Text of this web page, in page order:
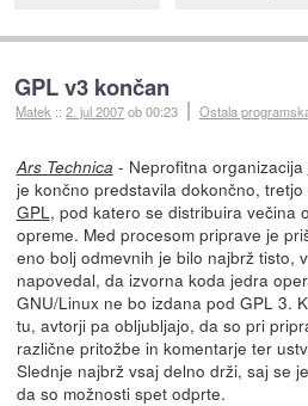
GPL v3 končan
Matek ::2. jul 2007ob 00:23 Ostala
Ars Technica - Neprofitna organizacija
je končno predstavila dokončno,
GPL , pod katero se distribuira večina
opreme. Med procesom priprave je
eno bolj odmevnih je bilo najbrž tisto,
napovedal, da izvorna koda jedra
GNU/Linux ne bo izdana pod GPL 3.
tu, avtorji pa obljubljajo, da so pri
različne pritožbe in komentarje ter
Slednje najbrž vsaj delno drži, saj se
da so možnosti spet odprte.